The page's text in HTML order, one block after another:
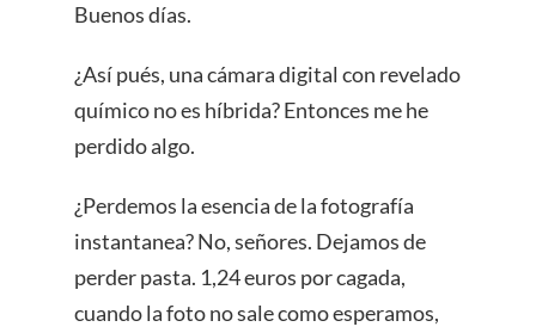
Buenos días.
¿Así pués, una cámara digital con revelado
químico no es híbrida? Entonces me he
perdido algo.
¿Perdemos la esencia de la fotografía
instantanea? No, señores. Dejamos de
perder pasta. 1,24 euros por cagada,
cuando la foto no sale como esperamos,